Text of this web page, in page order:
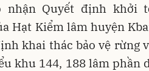
nhận Quyết định khởi
Hạt Kiểm lâm huyện
khai thác bảo vệ rừng
khu 144, 188 lâm phần